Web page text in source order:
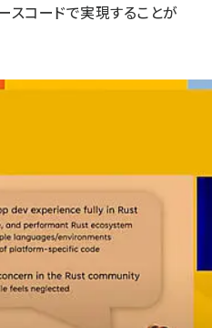
スコードで実現することが